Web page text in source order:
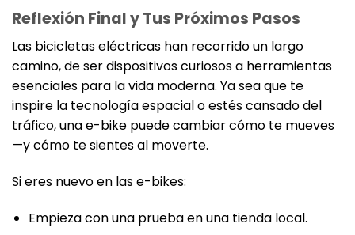
Reflexión Final y Tus Próximos Pasos
Las bicicletas eléctricas han recorrido un largo
camino, de ser dispositivos curiosos a herramientas
esenciales para la vida moderna. Ya sea que te
inspire la tecnología espacial o estés cansado del
tráfico, una e-bike puede cambiar cómo te mueves
—y cómo te sientes al moverte.
Si eres nuevo en las e-bikes:
Empieza con una prueba en una tienda local.